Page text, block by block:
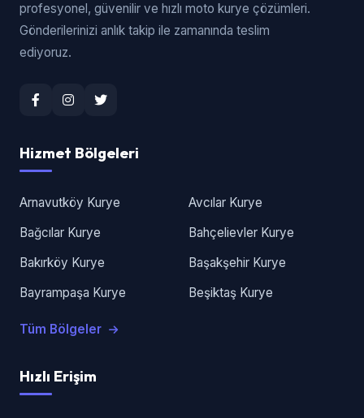
profesyonel, güvenilir ve hızlı moto kurye çözümleri.
Gönderilerinizi anlık takip ile zamanında teslim
ediyoruz.
Hizmet Bölgeleri
Arnavutköy Kurye
Avcılar Kurye
Bağcılar Kurye
Bahçelievler Kurye
Bakırköy Kurye
Başakşehir Kurye
Bayrampaşa Kurye
Beşiktaş Kurye
Tüm Bölgeler
Hızlı Erişim